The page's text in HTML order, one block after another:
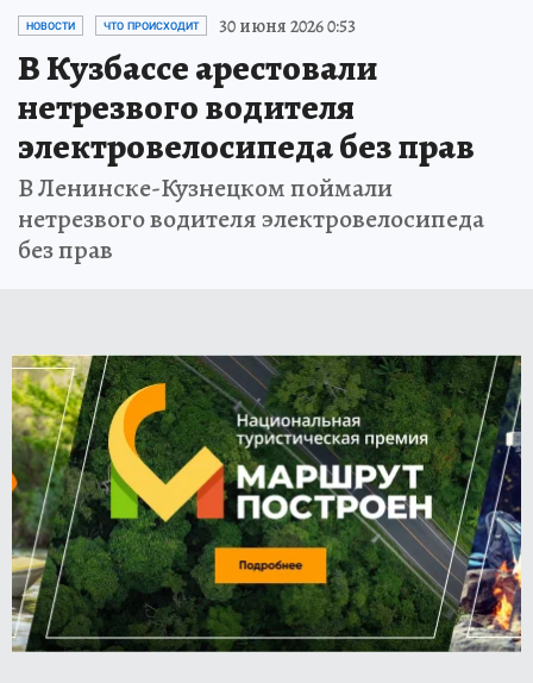
НОВОСТИ ЧТО ПРОИСХОДИТ 30 июня 2026 0:53
В Кузбассе арестовали
нетрезвого водителя
электровелосипеда без прав
В Ленинске-Кузнецком поймали
нетрезвого водителя электровелосипеда
без прав